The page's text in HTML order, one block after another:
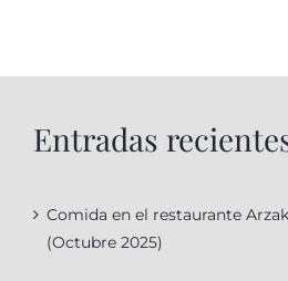
Entradas
Comida en el restaurante
(Octubre 2025)